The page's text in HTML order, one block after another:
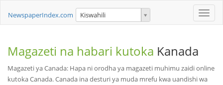
Toggle
NewspaperIndex.com Kiswahili
Magazeti na habari kutoka Kanada
Magazeti ya Canada: Hapa ni orodha ya magazeti muhimu zaidi online
kutoka Canada. Canada ina desturi ya muda mrefu kwa uandishi wa